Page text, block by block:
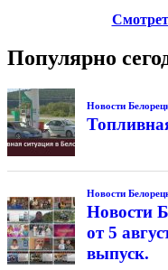
Популярно
Новости
Новости
Новости
от 5
выпуск.